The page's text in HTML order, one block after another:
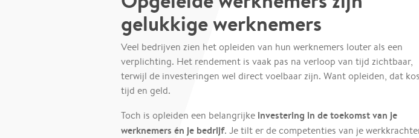
gelukkige werknemers
Veel bedrijven zien het opleiden van hun werknemers louter als een
verplichting. Het rendement is vaak pas na verloop van tijd zichtbaar,
terwijl de investeringen wel direct voelbaar zijn. Want opleiden, dat
tijd en geld.
Toch is opleiden een belangrijkeinvestering in de toekomst van je
werknemers én je bedrijf. Je tilt er de competenties van je